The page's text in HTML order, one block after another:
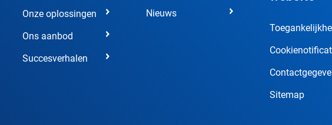
Onze oplossingen
Ons aanbod
Succesverhalen
Nieuws
Sitemap